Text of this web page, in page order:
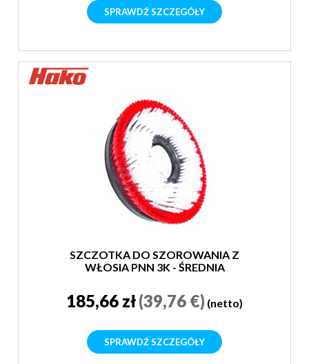
SPRAWDŹ SZCZEGÓŁY
SZCZOTKA DO SZOROWANIA Z
WŁOSIA PNN 3K - ŚREDNIA
185,66 zł(39,76 €) (netto)
SPRAWDŹ SZCZEGÓŁY